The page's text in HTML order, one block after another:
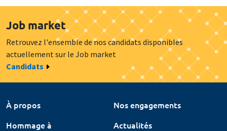
Job market
Retrouvez l'ensemble de nos candidats disponibles
actuellement sur le Job market
Candidats
À propos
Nos engagements
Hommage à
Actualités